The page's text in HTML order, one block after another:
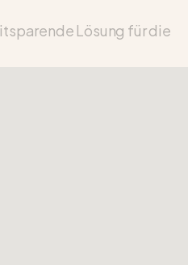
Lösung für die